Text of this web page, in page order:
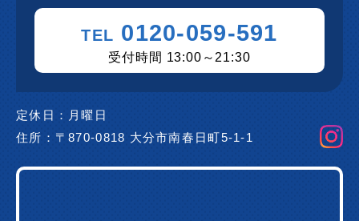
TEL 0120-059-591
受付時間 13:00～21:30
定休日： 月曜日
住所： 〒870-0818 大分市南春日町5-1-1